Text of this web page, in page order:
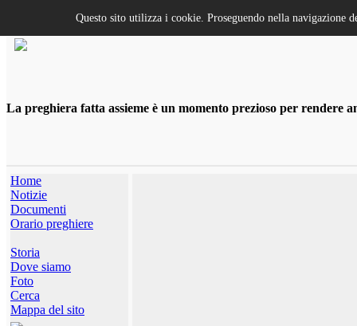
La preghiera fatta assieme è un momento prezioso per rendere
Home
Notizie
Documenti
Orario preghiere
Storia
Dove siamo
Foto
Cerca
Mappa del sito
Questo sito utilizza i cookie. Proseguendo nella navigazione